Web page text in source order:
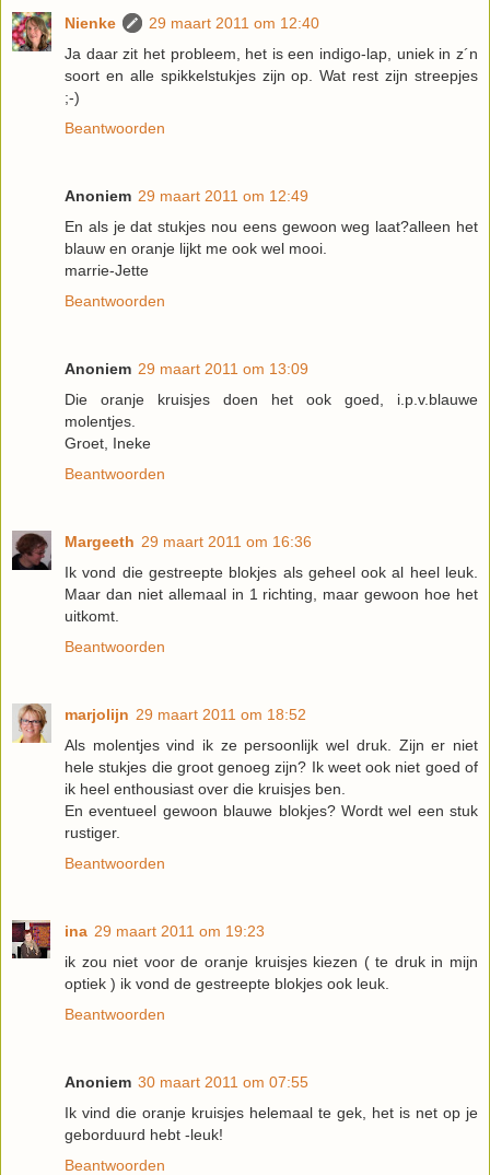
Nienke
29 maart 2011 om 12:40
Ja daar zit het probleem, het is een indigo-lap, uniek in z´n
soort en alle spikkelstukjes zijn op. Wat rest zijn streepjes
;-)
Beantwoorden
Anoniem 29 maart 2011 om 12:49
En als je dat stukjes nou eens gewoon weg laat?alleen het
blauw en oranje lijkt me ook wel mooi.
marrie-Jette
Beantwoorden
Anoniem 29 maart 2011 om 13:09
Die oranje kruisjes doen het ook goed, i.p.v.blauwe
molentjes.
Groet, Ineke
Beantwoorden
Margeeth 29 maart 2011 om 16:36
Ik vond die gestreepte blokjes als geheel ook al heel leuk.
Maar dan niet allemaal in 1 richting, maar gewoon hoe het
uitkomt.
Beantwoorden
marjolijn 29 maart 2011 om 18:52
Als molentjes vind ik ze persoonlijk wel druk. Zijn er niet
hele stukjes die groot genoeg zijn? Ik weet ook niet goed of
ik heel enthousiast over die kruisjes ben.
En eventueel gewoon blauwe blokjes? Wordt wel een stuk
rustiger.
Beantwoorden
ina 29 maart 2011 om 19:23
ik zou niet voor de oranje kruisjes kiezen ( te druk in mijn
optiek ) ik vond de gestreepte blokjes ook leuk.
Beantwoorden
Anoniem 30 maart 2011 om 07:55
Ik vind die oranje kruisjes helemaal te gek, het is net op je
geborduurd hebt -leuk!
Beantwoorden